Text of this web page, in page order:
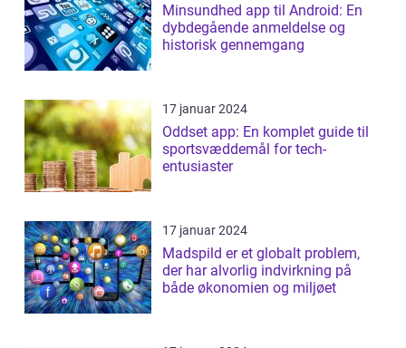
Minsundhed app til Android: En
dybdegående anmeldelse og
historisk gennemgang
17 januar 2024
Oddset app: En komplet guide til
sportsvæddemål for tech-
entusiaster
17 januar 2024
Madspild er et globalt problem,
der har alvorlig indvirkning på
både økonomien og miljøet